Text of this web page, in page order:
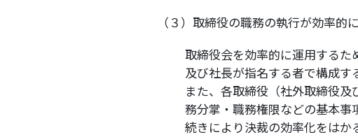
（３）取締役の職務の執行が効率
取締役会を効率的に運用する
及び社長が指名する者で構成す
また、各取締役（社外取締役
務分掌・職務権限などの基本
続きにより決裁の効率化をはか